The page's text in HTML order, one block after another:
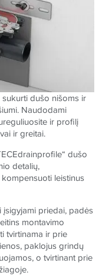
dušo nišoms ir
Naudodami
ir profilį
ir greitai.
dušo
detalių,
leistinus
priedai, padės
montavimo
tvirtinama ir prie
paklojus grindų
o tvirtinant prie